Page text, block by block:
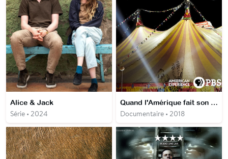
Alice & Jack
Série • 2024
Quand l'Amérique fait son cirque
Documentaire • 2018